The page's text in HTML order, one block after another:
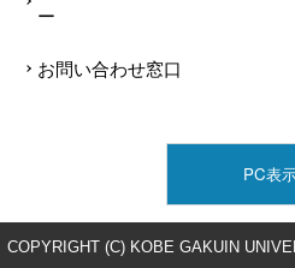
ー
お問い合わせ窓口
PC表
COPYRIGHT (C) KOBE GAKUIN